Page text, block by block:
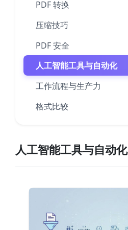
PDF 转换
压缩技巧
PDF 安全
人工智能工具与自动化
工作流程与生产力
格式比较
人工智能工具与自动化